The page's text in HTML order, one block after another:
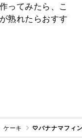
ってみたら、こ
熟れたらおすす
ケーキ ♡バナナマフィ